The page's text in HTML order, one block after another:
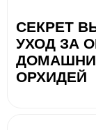
СЕКРЕТ
УХОД ЗА
ОРХИДЕЙ